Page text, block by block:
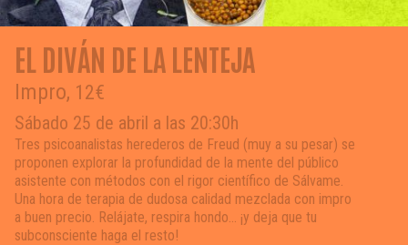
EL DIVÁN DE LA LENTEJA
Impro, 12€
Sábado 25 de abril a las 20:30h
Tres psicoanalistas herederos de Freud (muy a su pesar) se
proponen explorar la profundidad de la mente del público
asistente con métodos con el rigor científico de Sálvame.
Una hora de terapia de dudosa calidad mezclada con impro
a buen precio. Relájate, respira hondo... ¡y deja que tu
subconsciente haga el resto!